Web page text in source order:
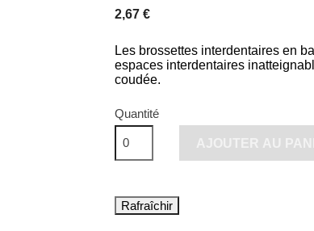
2,67 €
Les brossettes interdentaires en
espaces interdentaires
coudée.
Quantité